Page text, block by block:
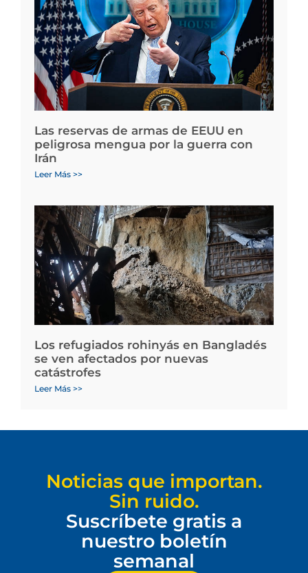
Las reservas de armas de EEUU en
peligrosa mengua por la guerra con
Irán
Leer Más >>
Los refugiados rohinyás en Bangladés
se ven afectados por nuevas
catástrofes
Leer Más >>
Noticias que importan.
Sin ruido.
Suscríbete gratis a
nuestro boletín
semanal